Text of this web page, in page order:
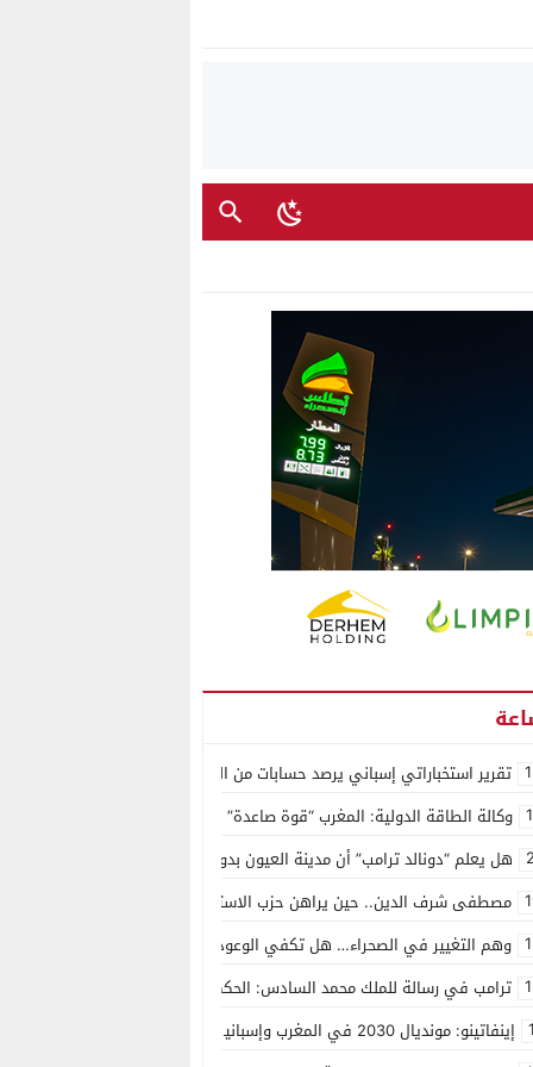
تقرير استخباراتي إسباني يرصد حسابات من الجزائر وأرقاما بـ”213+” ضمن حملة رقمية منظمة حرّضت على اقتحام سبتة
وكالة الطاقة الدولية: المغرب “قوة صاعدة” في سوق المعادن الاستراتيجية
هل يعلم “دونالد ترامب” أن مدينة العيون بدون ماء؟
مصطفى شرف الدين.. حين يراهن حزب الاستقلال على الكفاءة ويمنح الشباب
وهم التغيير في الصحراء… هل تكفي الوعود الفارغة لصناعة الواقع؟
ترامب في رسالة للملك محمد السادس: الحكم الذاتي هو الأساس الوحيد لحل
إينفاتينو: مونديال 2030 في المغرب وإسبانيا والبرتغال سيكون “الأجمل في التاريخ”